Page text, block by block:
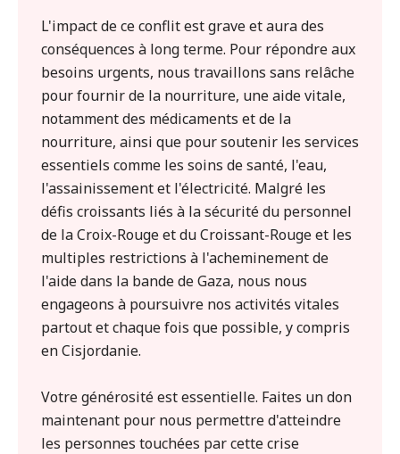
L'impact de ce conflit est grave et aura des
conséquences à long terme. Pour répondre aux
besoins urgents, nous travaillons sans relâche
pour fournir de la nourriture, une aide vitale,
notamment des médicaments et de la
nourriture, ainsi que pour soutenir les services
essentiels comme les soins de santé, l'eau,
l'assainissement et l'électricité. Malgré les
défis croissants liés à la sécurité du personnel
de la Croix-Rouge et du Croissant-Rouge et les
multiples restrictions à l'acheminement de
l'aide dans la bande de Gaza, nous nous
engageons à poursuivre nos activités vitales
partout et chaque fois que possible, y compris
en Cisjordanie.
Votre générosité est essentielle. Faites un don
maintenant pour nous permettre d'atteindre
les personnes touchées par cette crise